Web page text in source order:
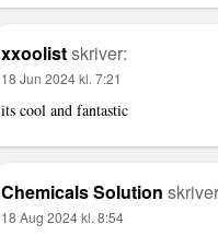
xxoolistskriver:
18 Jun 2024 kl. 7:21
its cool and fantastic
Chemicals Solution
18 Aug 2024 kl. 8:54